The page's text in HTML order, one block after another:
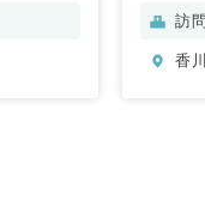
内科、内
科
科
内
訪
香